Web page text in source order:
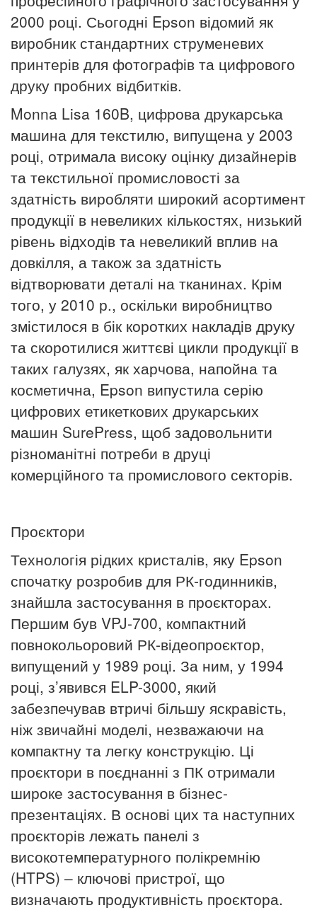
2000 році. Сьогодні Epson відомий як
виробник стандартних струменевих
принтерів для фотографів та цифрового
друку пробних відбитків.
Monna Lisa 160B, цифрова друкарська
машина для текстилю, випущена у 2003
році, отримала високу оцінку дизайнерів
та текстильної промисловості за
здатність виробляти широкий асортимент
продукції в невеликих кількостях, низький
рівень відходів та невеликий вплив на
довкілля, а також за здатність
відтворювати деталі на тканинах. Крім
того, у 2010 р., оскільки виробництво
змістилося в бік коротких накладів друку
та скоротилися життєві цикли продукції в
таких галузях, як харчова, напойна та
косметична, Epson випустила серію
цифрових етикеткових друкарських
машин SurePress, щоб задовольнити
різноманітні потреби в друці
комерційного та промислового секторів.
Проєктори
Технологія рідких кристалів, яку Epson
спочатку розробив для РК-годинників,
знайшла застосування в проєкторах.
Першим був VPJ-700, компактний
повнокольоровий РК-відеопроєктор,
випущений у 1989 році. За ним, у 1994
році, з’явився ELP-3000, який
забезпечував втричі більшу яскравість,
ніж звичайні моделі, незважаючи на
компактну та легку конструкцію. Ці
проєктори в поєднанні з ПК отримали
широке застосування в бізнес-
презентаціях. В основі цих та наступних
проєкторів лежать панелі з
високотемпературного полікремнію
(HTPS) – ключові пристрої, що
визначають продуктивність проєктора.